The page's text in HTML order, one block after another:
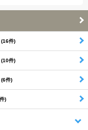
(16件)
(10件)
(6件)
)